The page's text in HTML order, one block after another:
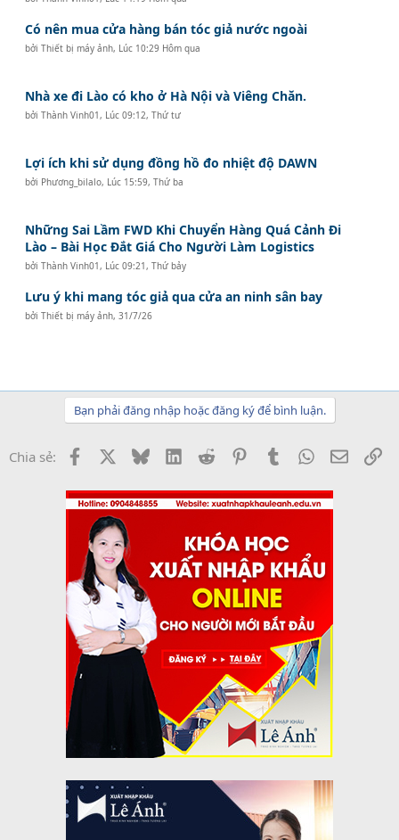
Có nên mua cửa hàng bán tóc giả nước ngoài
bởiThiết bị máy ảnh, Lúc 10:29 Hôm qua
Nhà xe đi Lào có kho ở Hà Nội và Viêng Chăn.
bởiThành Vinh01 , Lúc 09:12, Thứ tư
Lợi ích khi sử dụng đồng hồ đo nhiệt độ DAWN
bởi Phương_bilalo, Lúc 15:59, Thứ ba
Những Sai Lầm FWD Khi Chuyển Hàng Quá Cảnh Đi
Lào – Bài Học Đắt Giá Cho Người Làm Logistics
bởiThành Vinh01 , Lúc 09:21, Thứ bảy
Lưu ý khi mang tóc giả qua cửa an ninh sân bay
bởiThiết bị máy ảnh,31/7/26
Bạn phải đăng nhập hoặc đăng ký để bình luận.
Chia sẻ: Facebook BlueskyLinkedInReddit PinterestTumblrWhatsApp
Email